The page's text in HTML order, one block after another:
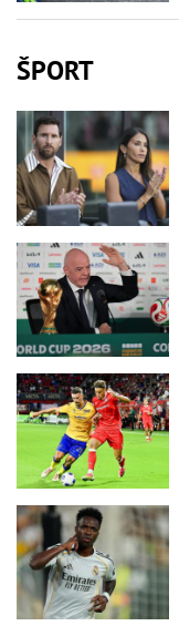
ŠPORT